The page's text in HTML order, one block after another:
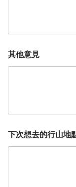
其他意見
下次想去的行山地